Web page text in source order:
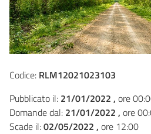
Codice: RLM12021023103
Pubblicato il: 21/01/2022 , ore
Domande dal: 21/01/2022 , ore
Scade il:02/05/2022 , ore 12:00